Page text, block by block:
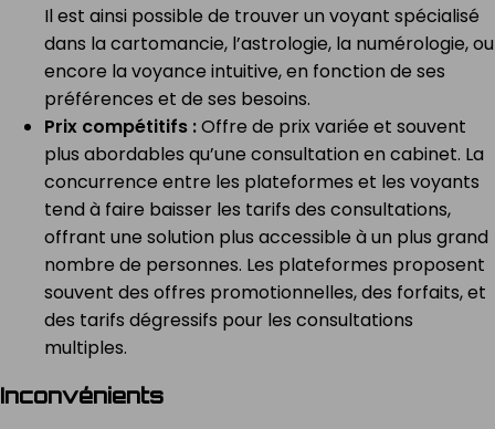
Il est ainsi possible de trouver un voyant spécialisé
dans la cartomancie, l’astrologie, la numérologie, ou
encore la voyance intuitive, en fonction de ses
préférences et de ses besoins.
Prix compétitifs :Offre de prix variée et souvent
plus abordables qu’une consultation en cabinet. La
concurrence entre les plateformes et les voyants
tend à faire baisser les tarifs des consultations,
offrant une solution plus accessible à un plus grand
nombre de personnes. Les plateformes proposent
souvent des offres promotionnelles, des forfaits, et
des tarifs dégressifs pour les consultations
multiples.
Inconvénients